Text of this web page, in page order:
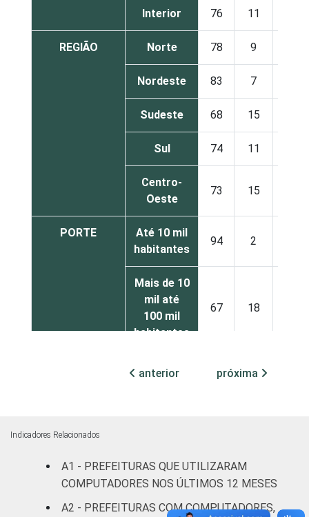
Interior 76 11
REGIÃO Norte 78 9
Nordeste 83 7
Sudeste 68 15
Sul 74 11
Centro-
Oeste
73 15
PORTE
Até 10 mil
habitantes
94 2
Mais de 10
mil até
100 mil
habitantes
67 18
Mais de
Mais de
500 mil
3 0
anterior próxima
Indicadores Relacionados
A1 - PREFEITURAS QUE UTILIZARAM
COMPUTADORES NOS ÚLTIMOS 12 MESES
A2 - PREFEITURAS COM COMPUTADORES,